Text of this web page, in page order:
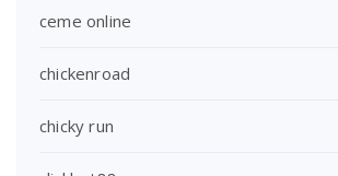
ceme online
chickenroad
chicky run